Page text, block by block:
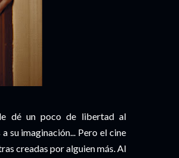
dé un poco de libertad al
su imaginación... Pero el cine
creadas por alguien más. Al